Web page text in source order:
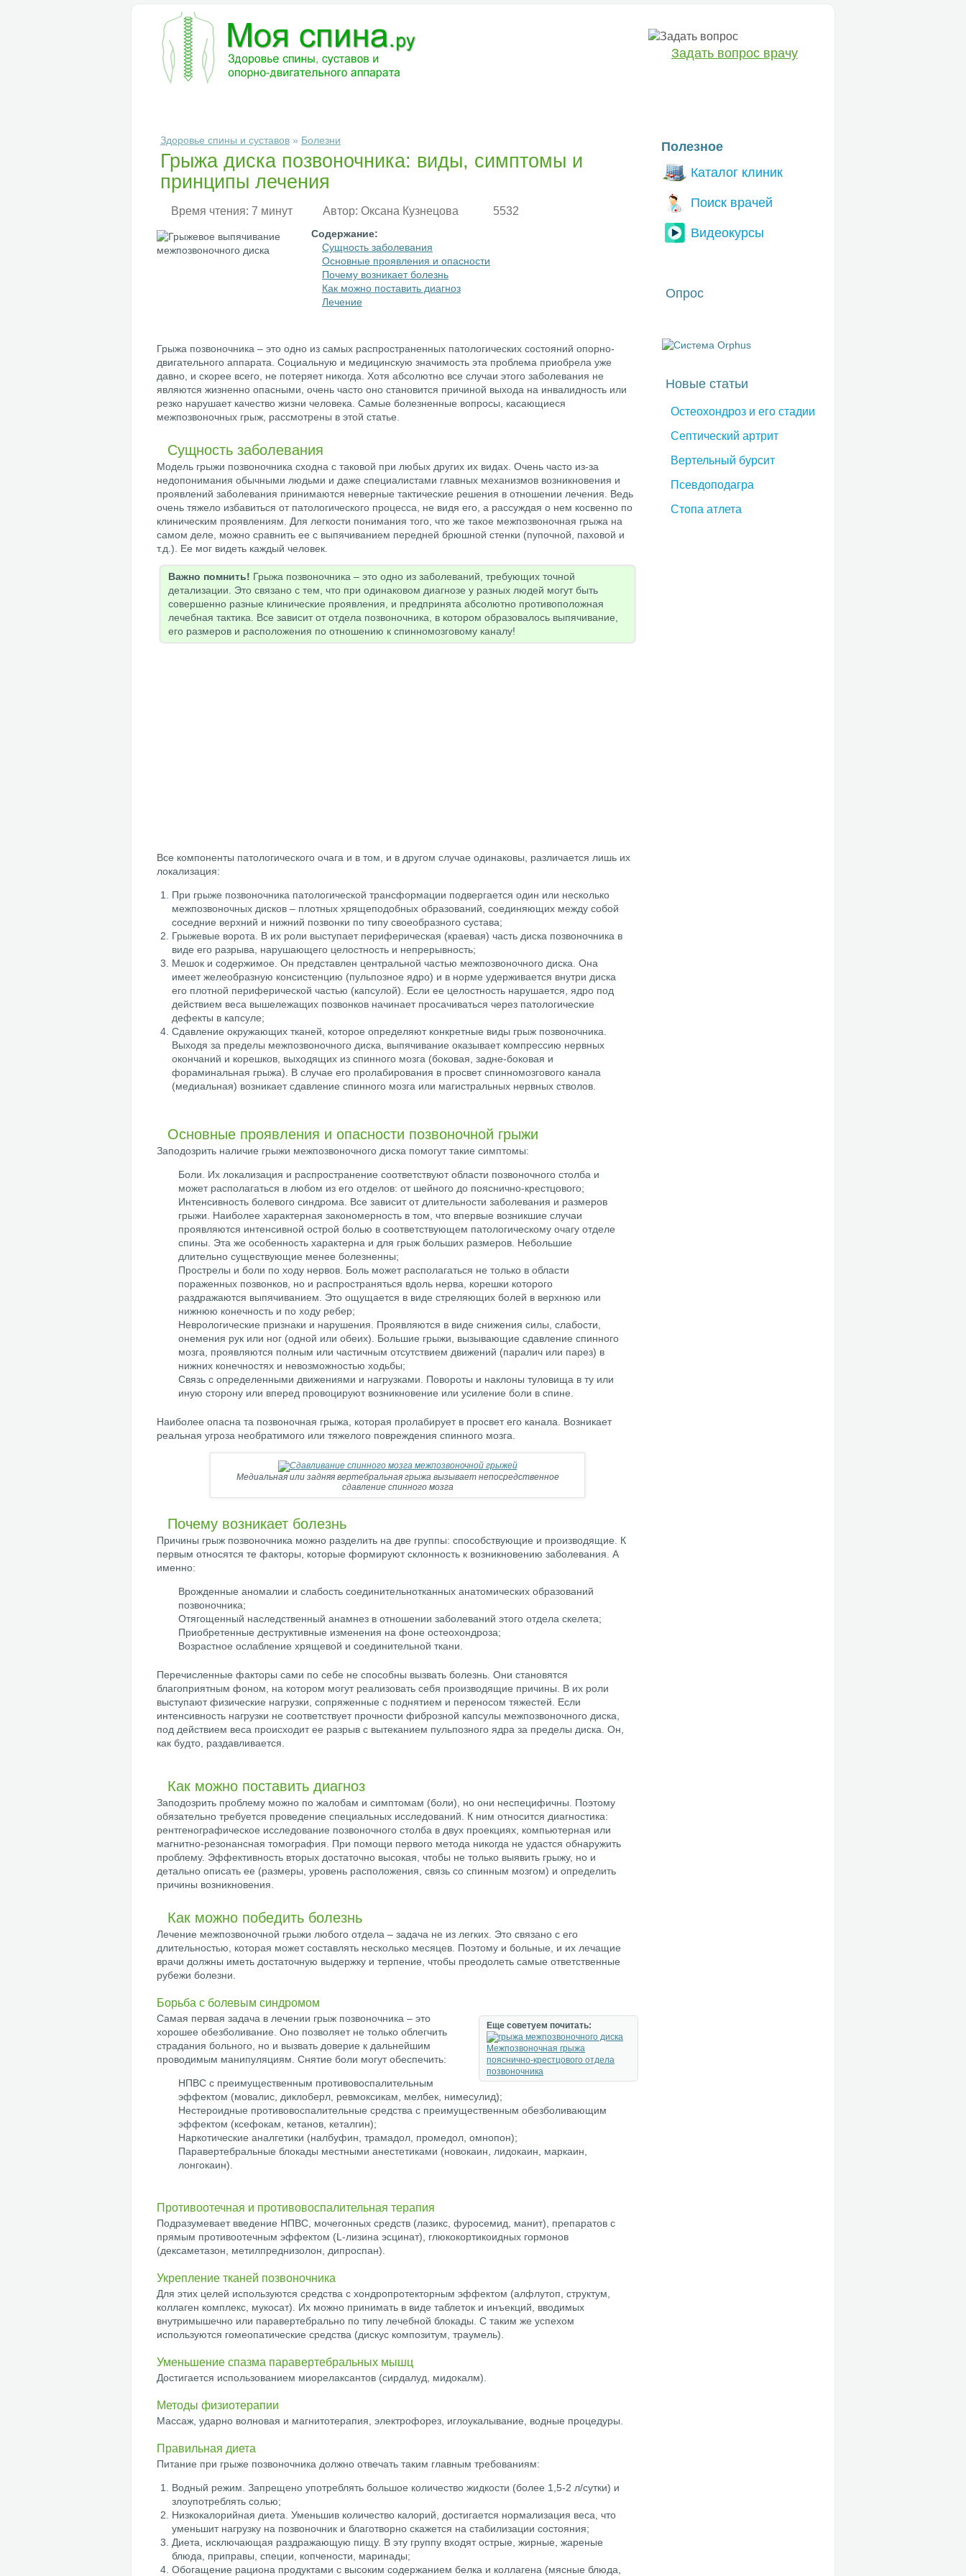
Задать вопрос врачу
Здоровье спины и суставов » Болезни
Грыжа диска позвоночника: виды, симптомы и
принципы лечения
Время чтения: 7 минут Автор: Оксана Кузнецова 5532
Содержание:
Сущность заболевания
Основные проявления и опасности
Почему возникает болезнь
Как можно поставить диагноз
Лечение
Грыжа позвоночника – это одно из самых распространенных патологических состояний опорно-
двигательного аппарата. Социальную и медицинскую значимость эта проблема приобрела уже
давно, и скорее всего, не потеряет никогда. Хотя абсолютно все случаи этого заболевания не
являются жизненно опасными, очень часто оно становится причиной выхода на инвалидность или
резко нарушает качество жизни человека. Самые болезненные вопросы, касающиеся
межпозвоночных грыж, рассмотрены в этой статье.
Сущность заболевания
Модель грыжи позвоночника сходна с таковой при любых других их видах. Очень часто из-за
недопонимания обычными людьми и даже специалистами главных механизмов возникновения и
проявлений заболевания принимаются неверные тактические решения в отношении лечения. Ведь
очень тяжело избавиться от патологического процесса, не видя его, а рассуждая о нем косвенно по
клиническим проявлениям. Для легкости понимания того, что же такое межпозвоночная грыжа на
самом деле, можно сравнить ее с выпячиванием передней брюшной стенки (пупочной, паховой и
т.д.). Ее мог видеть каждый человек.
Важно помнить! Грыжа позвоночника – это одно из заболеваний, требующих точной
детализации. Это связано с тем, что при одинаковом диагнозе у разных людей могут быть
совершенно разные клинические проявления, и предпринята абсолютно противоположная
лечебная тактика. Все зависит от отдела позвоночника, в котором образовалось выпячивание,
его размеров и расположения по отношению к спинномозговому каналу!
Все компоненты патологического очага и в том, и в другом случае одинаковы, различается лишь их
локализация:
При грыже позвоночника патологической трансформации подвергается один или несколько
межпозвоночных дисков – плотных хрящеподобных образований, соединяющих между собой
соседние верхний и нижний позвонки по типу своеобразного сустава;
Грыжевые ворота. В их роли выступает периферическая (краевая) часть диска позвоночника в
виде его разрыва, нарушающего целостность и непрерывность;
Мешок и содержимое. Он представлен центральной частью межпозвоночного диска. Она
имеет желеобразную консистенцию (пульпозное ядро) и в норме удерживается внутри диска
его плотной периферической частью (капсулой). Если ее целостность нарушается, ядро под
действием веса вышележащих позвонков начинает просачиваться через патологические
дефекты в капсуле;
Сдавление окружающих тканей, которое определяют конкретные виды грыж позвоночника.
Выходя за пределы межпозвоночного диска, выпячивание оказывает компрессию нервных
окончаний и корешков, выходящих из спинного мозга (боковая, задне-боковая и
фораминальная грыжа). В случае его пролабирования в просвет спинномозгового канала
(медиальная) возникает сдавление спинного мозга или магистральных нервных стволов.
Основные проявления и опасности позвоночной грыжи
Заподозрить наличие грыжи межпозвоночного диска помогут такие симптомы:
Боли. Их локализация и распространение соответствуют области позвоночного столба и
может располагаться в любом из его отделов: от шейного до пояснично-крестцового;
Интенсивность болевого синдрома. Все зависит от длительности заболевания и размеров
грыжи. Наиболее характерная закономерность в том, что впервые возникшие случаи
проявляются интенсивной острой болью в соответствующем патологическому очагу отделе
спины. Эта же особенность характерна и для грыж больших размеров. Небольшие
длительно существующие менее болезненны;
Прострелы и боли по ходу нервов. Боль может располагаться не только в области
пораженных позвонков, но и распространяться вдоль нерва, корешки которого
раздражаются выпячиванием. Это ощущается в виде стреляющих болей в верхнюю или
нижнюю конечность и по ходу ребер;
Неврологические признаки и нарушения. Проявляются в виде снижения силы, слабости,
онемения рук или ног (одной или обеих). Большие грыжи, вызывающие сдавление спинного
мозга, проявляются полным или частичным отсутствием движений (паралич или парез) в
нижних конечностях и невозможностью ходьбы;
Связь с определенными движениями и нагрузками. Повороты и наклоны туловища в ту или
иную сторону или вперед провоцируют возникновение или усиление боли в спине.
Наиболее опасна та позвоночная грыжа, которая пролабирует в просвет его канала. Возникает
реальная угроза необратимого или тяжелого повреждения спинного мозга.
Медиальная или задняя вертебральная грыжа вызывает непосредственное
сдавление спинного мозга
Почему возникает болезнь
Причины грыж позвоночника можно разделить на две группы: способствующие и производящие. К
первым относятся те факторы, которые формируют склонность к возникновению заболевания. А
именно:
Врожденные аномалии и слабость соединительнотканных анатомических образований
позвоночника;
Отягощенный наследственный анамнез в отношении заболеваний этого отдела скелета;
Приобретенные деструктивные изменения на фоне остеохондроза;
Возрастное ослабление хрящевой и соединительной ткани.
Перечисленные факторы сами по себе не способны вызвать болезнь. Они становятся
благоприятным фоном, на котором могут реализовать себя производящие причины. В их роли
выступают физические нагрузки, сопряженные с поднятием и переносом тяжестей. Если
интенсивность нагрузки не соответствует прочности фиброзной капсулы межпозвоночного диска,
под действием веса происходит ее разрыв с вытеканием пульпозного ядра за пределы диска. Он,
как будто, раздавливается.
Как можно поставить диагноз
Заподозрить проблему можно по жалобам и симптомам (боли), но они неспецифичны. Поэтому
обязательно требуется проведение специальных исследований. К ним относится диагностика:
рентгенографическое исследование позвоночного столба в двух проекциях, компьютерная или
магнитно-резонансная томография. При помощи первого метода никогда не удастся обнаружить
проблему. Эффективность вторых достаточно высокая, чтобы не только выявить грыжу, но и
детально описать ее (размеры, уровень расположения, связь со спинным мозгом) и определить
причины возникновения.
Как можно победить болезнь
Лечение межпозвоночной грыжи любого отдела – задача не из легких. Это связано с его
длительностью, которая может составлять несколько месяцев. Поэтому и больные, и их лечащие
врачи должны иметь достаточную выдержку и терпение, чтобы преодолеть самые ответственные
рубежи болезни.
Борьба с болевым синдромом
Еще советуем почитать:
Межпозвоночная грыжа
пояснично-крестцового отдела
позвоночника
Самая первая задача в лечении грыж позвоночника – это
хорошее обезболивание. Оно позволяет не только облегчить
страдания больного, но и вызвать доверие к дальнейшим
проводимым манипуляциям. Снятие боли могут обеспечить:
НПВС с преимущественным противовоспалительным
эффектом (мовалис, диклоберл, ревмоксикам, мелбек, нимесулид);
Нестероидные противовоспалительные средства с преимущественным обезболивающим
эффектом (ксефокам, кетанов, кеталгин);
Наркотические аналгетики (налбуфин, трамадол, промедол, омнопон);
Паравертебральные блокады местными анестетиками (новокаин, лидокаин, маркаин,
лонгокаин).
Противоотечная и противовоспалительная терапия
Подразумевает введение НПВС, мочегонных средств (лазикс, фуросемид, манит), препаратов с
прямым противоотечным эффектом (L-лизина эсцинат), глюкокортикоидных гормонов
(дексаметазон, метилпреднизолон, дипроспан).
Укрепление тканей позвоночника
Для этих целей используются средства с хондропротекторным эффектом (алфлутоп, структум,
коллаген комплекс, мукосат). Их можно принимать в виде таблеток и инъекций, вводимых
внутримышечно или паравертебрально по типу лечебной блокады. С таким же успехом
используются гомеопатические средства (дискус композитум, траумель).
Уменьшение спазма паравертебральных мышц
Достигается использованием миорелаксантов (сирдалуд, мидокалм).
Методы физиотерапии
Массаж, ударно волновая и магнитотерапия, электрофорез, иглоукалывание, водные процедуры.
Правильная диета
Питание при грыже позвоночника должно отвечать таким главным требованиям:
Водный режим. Запрещено употреблять большое количество жидкости (более 1,5-2 л/сутки) и
злоупотреблять солью;
Низкокалорийная диета. Уменьшив количество калорий, достигается нормализация веса, что
уменьшит нагрузку на позвоночник и благотворно скажется на стабилизации состояния;
Диета, исключающая раздражающую пищу. В эту группу входят острые, жирные, жареные
блюда, приправы, специи, копчености, маринады;
Обогащение рациона продуктами с высоким содержанием белка и коллагена (мясные блюда,
Полезное
Каталог клиник
Поиск врачей
Видеокурсы
Опрос
Новые статьи
Остеохондроз и его стадии
Септический артрит
Вертельный бурсит
Псевдоподагра
Стопа атлета